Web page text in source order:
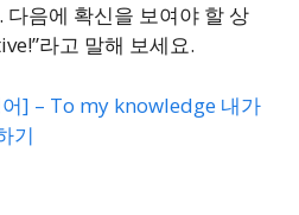
다음에 확신을 보여야 할 상
라고 말해 보세요.
] – To my knowledge 내가
기